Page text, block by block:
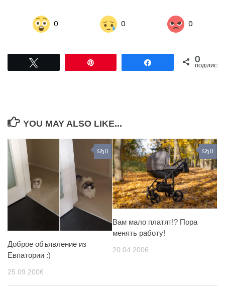
0 0 0
Поділитися0
ПОДІЛИСЬ
YOU MAY ALSO LIKE...
0
Доброе объявление из
Евпатории :)
25.09.2006
0
Вам мало платят!? Пора
менять работу!
20.04.2006